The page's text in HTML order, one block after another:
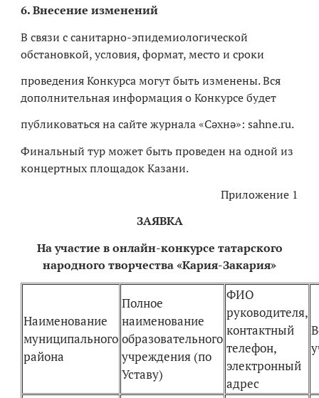
6. Внесение изменений
В связи с санитарно-эпидемиологической
обстановкой, условия, формат, место и сроки
проведения Конкурса могут быть изменены. Вся
дополнительная информация о Конкурсе будет
публиковаться на сайте журнала «Сәхнә»: sahne.ru.
Финальный тур может быть проведен на одной из
концертных площадок Казани.
Приложение 1
ЗАЯВКА
На участие в онлайн-конкурсе татарского
народного творчества «Кария-Закария»
Наименование
муниципального
района
Полное
наименование
образовательного
учреждения (по
Уставу)
ФИО
руководителя,
контактный
телефон,
электронный
адрес